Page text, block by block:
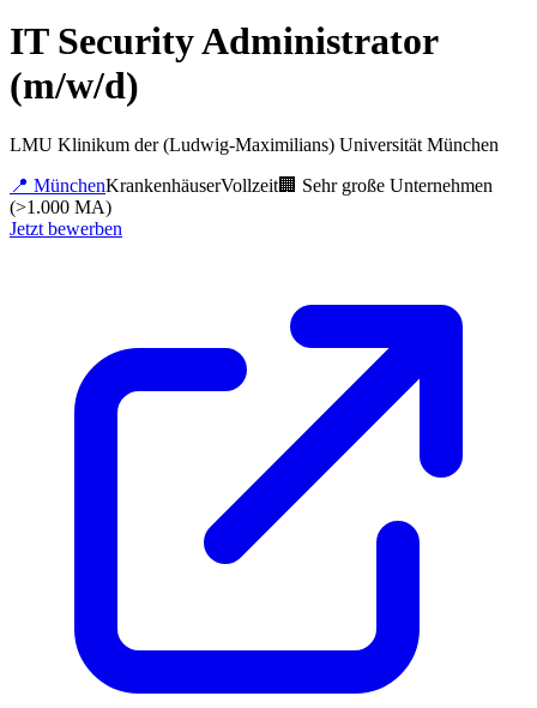
IT Security Administrator
(m/w/d)
LMU Klinikum der (Ludwig-Maximilians) Universität München
📍 MünchenKrankenhäuserVollzeit🏢 Sehr große Unternehmen
(>1.000 MA)
Jetzt bewerben